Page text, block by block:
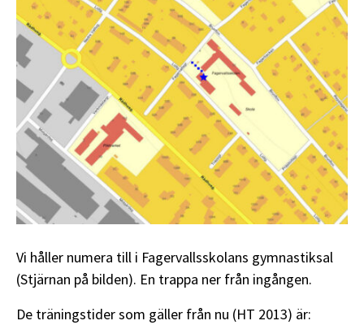
Vi håller numera till i Fagervallsskolans gymnastiksal
(Stjärnan på bilden). En trappa ner från ingången.
De träningstider som gäller från nu (HT 2013) är: